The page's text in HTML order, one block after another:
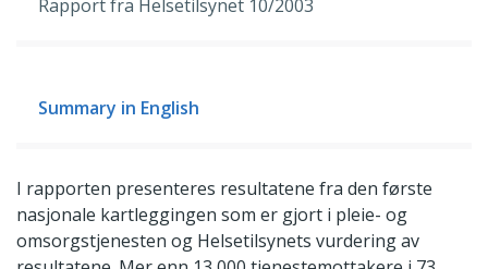
Rapport fra Helsetilsynet 10/2003
Summary in English
I rapporten presenteres resultatene fra den første
nasjonale kartleggingen som er gjort i pleie- og
omsorgstjenesten og Helsetilsynets vurdering av